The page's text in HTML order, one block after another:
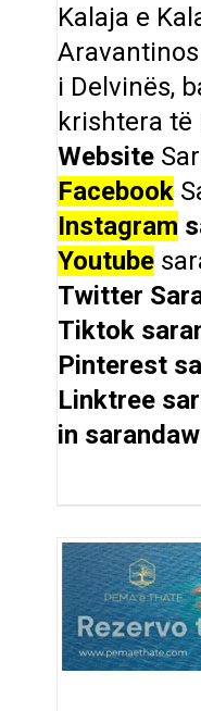
Kalaja e
i Delvinës,
krishtera të
Website
Facebook
Instagram
Youtube
Twitter
Tiktok
Pinterest
Linktree
in